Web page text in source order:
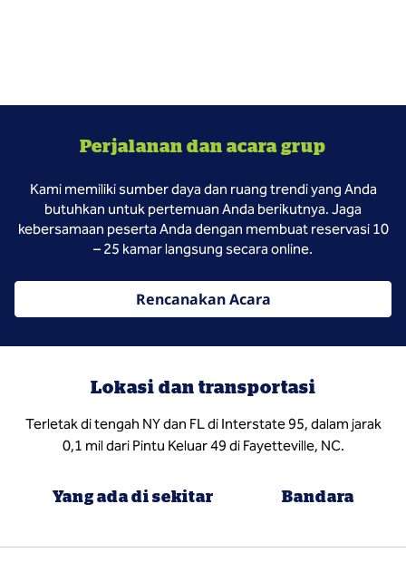
Perjalanan dan acara grup
Kami memiliki sumber daya dan ruang trendi yang Anda
butuhkan untuk pertemuan Anda berikutnya. Jaga
kebersamaan peserta Anda dengan membuat reservasi 10
– 25 kamar langsung secara online.
Rencanakan Acara
Lokasi dan transportasi
Terletak di tengah NY dan FL di Interstate 95, dalam jarak
0,1 mil dari Pintu Keluar 49 di Fayetteville, NC.
Yang ada di sekitar Bandara